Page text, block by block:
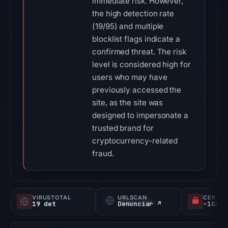
the high detection rate
(19/95) and multiple
blocklist flags indicate a
confirmed threat. The risk
level is considered high for
users who may have
previously accessed the
site, as the site was
designed to impersonate a
trusted brand for
cryptocurrency-related
fraud.
VIRUSTOTAL
19 det
URLSCAN
Denunciar ↗